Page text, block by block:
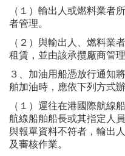
（１）輸出人或燃料業者
者管理。
（２）與輸出人、燃料業
租賃，並由該承攬廠商管理
３、加油用船憑放行通知
舶加油時，應依下列方式辦
（１）運往在港國際航線
航線船舶船長或其指定人
與報單資料不符者，輸出
及審核作業。